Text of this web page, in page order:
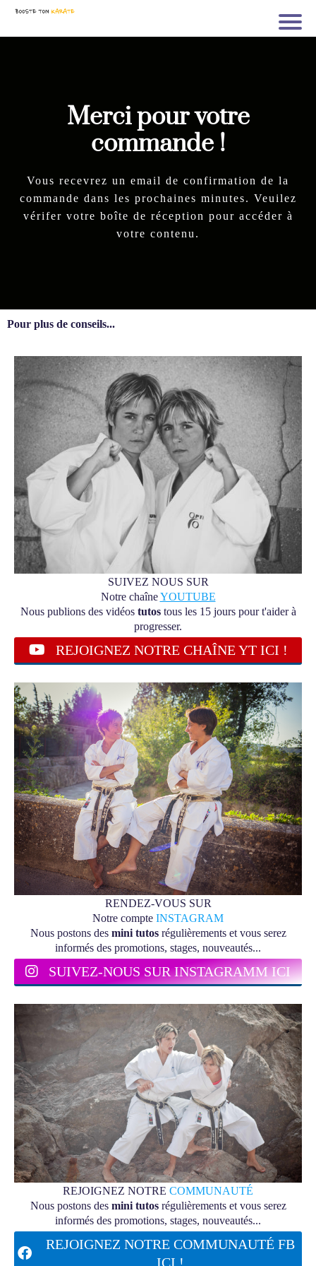
Merci pour votre
commande !
Vous recevrez un email de confirmation de la
commande dans les prochaines minutes. Veuilez
vérifer votre boîte de réception pour accéder à
votre contenu.
Pour plus de conseils...
SUIVEZ NOUS SUR
Notre chaîneYOUTUBE
Nous publions des vidéos tutostous les 15 jours pour t'aider à
progresser.
REJOIGNEZ NOTRE CHAÎNE YT ICI !
RENDEZ-VOUS SUR
Notre compte INSTAGRAM
Nous postons des mini tutosrégulièrements et vous serez
informés des promotions, stages, nouveautés...
SUIVEZ-NOUS SUR INSTAGRAMM ICI
REJOIGNEZ NOTRE COMMUNAUTÉ
Nous postons des mini tutosrégulièrements et vous serez
informés des promotions, stages, nouveautés...
REJOIGNEZ NOTRE COMMUNAUTÉ FB
ICI !